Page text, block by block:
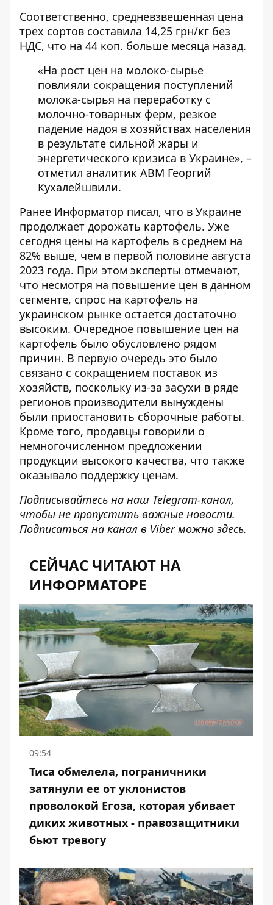
Соответственно, средневзвешенная цена
трех сортов составила 14,25 грн/кг без
НДС, что на 44 коп. больше месяца назад.
«На рост цен на молоко-сырье
повлияли сокращения поступлений
молока-сырья на переработку с
молочно-товарных ферм, резкое
падение надоя в хозяйствах населения
в результате сильной жары и
энергетического кризиса в Украине», –
отметил аналитик АВМ Георгий
Кухалейшвили.
Ранее Информатор писал, что в Украине
продолжает дорожать картофель. Уже
сегодня цены на картофель в среднем на
82% выше, чем в первой половине августа
2023 года. При этом эксперты отмечают,
что несмотря на повышение цен в данном
сегменте, спрос на картофель на
украинском рынке остается достаточно
высоким. Очередное повышение цен на
картофель было обусловлено рядом
причин. В первую очередь это было
связано с сокращением поставок из
хозяйств, поскольку из-за засухи в ряде
регионов производители вынуждены
были приостановить сборочные работы.
Кроме того, продавцы говорили о
немногочисленном предложении
продукции высокого качества, что также
оказывало поддержку ценам.
Подписывайтесь на наш Telegram-канал,
чтобы не пропустить важные новости.
Подписаться на канал в Viber можно здесь.
СЕЙЧАС ЧИТАЮТ НА
ИНФОРМАТОРЕ
09:54
Тиса обмелела, пограничники
затянули ее от уклонистов
проволокой Егоза, которая убивает
диких животных - правозащитники
бьют тревогу